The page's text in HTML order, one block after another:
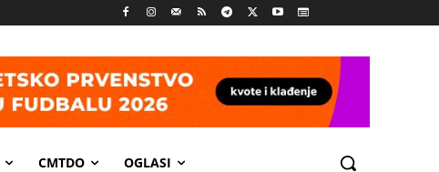
CMTDO OGLASI